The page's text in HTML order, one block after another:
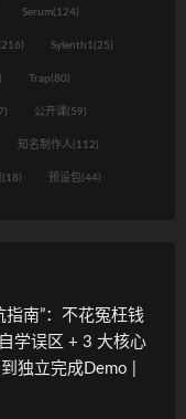
Serum(124)
Sylenth1(25)
Trap(80)
公开课(59)
知名制作人(112)
(18) 预设包(44)
指南”：不花冤枉钱
学误区 + 3 大核心
独立完成Demo |